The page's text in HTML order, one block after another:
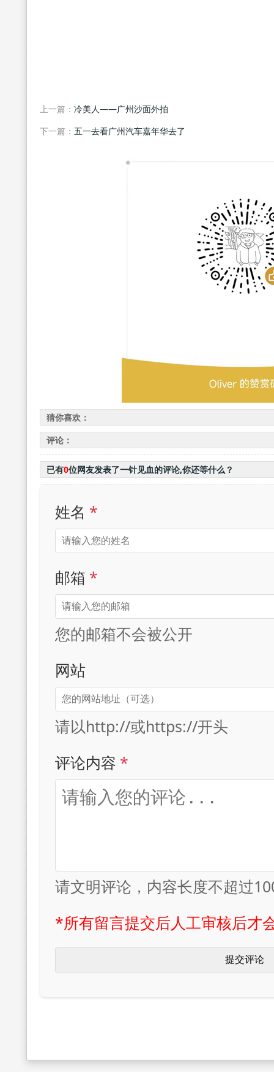
上一篇： 冷美人――广州沙面外拍
下一篇： 五一去看广州汽车嘉年华去了
猜你喜欢：
评论：
已有0位网友发表了一针见血的评论,你还等什么？
姓名 *
邮箱 *
您的邮箱不会被公开
网站
请以http://或https://开头
评论内容 *
请文明评论，内容长度不超过
*所有留言提交后人工审核后才